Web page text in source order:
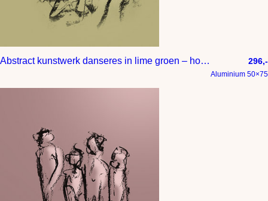
Abstract kunstwerk danseres in lime groen – houtskool tekening 296,-
Aluminium 50×75